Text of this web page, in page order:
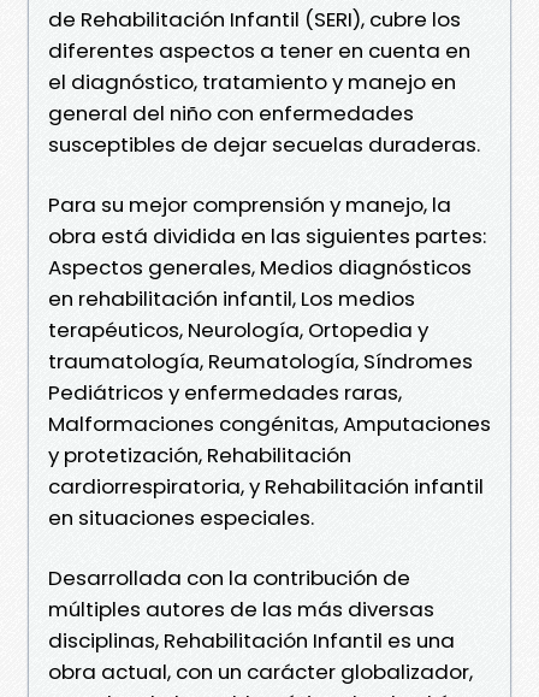
de Rehabilitación Infantil (SERI), cubre los
diferentes aspectos a tener en cuenta en
el diagnóstico, tratamiento y manejo en
general del niño con enfermedades
susceptibles de dejar secuelas duraderas.
Para su mejor comprensión y manejo, la
obra está dividida en las siguientes partes:
Aspectos generales, Medios diagnósticos
en rehabilitación infantil, Los medios
terapéuticos, Neurología, Ortopedia y
traumatología, Reumatología, Síndromes
Pediátricos y enfermedades raras,
Malformaciones congénitas, Amputaciones
y protetización, Rehabilitación
cardiorrespiratoria, y Rehabilitación infantil
en situaciones especiales.
Desarrollada con la contribución de
múltiples autores de las más diversas
disciplinas, Rehabilitación Infantil es una
obra actual, con un carácter globalizador,